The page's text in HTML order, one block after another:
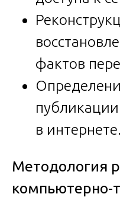
фактов
в интернете.
Методология
компьютерно-